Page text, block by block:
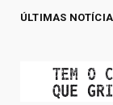
ÚLTIMASGO 2026 -